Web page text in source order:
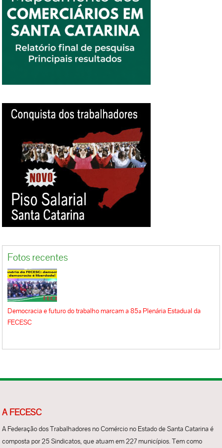
Fotos recentes
Democracia e futuro do trabalho marcam a 85ª Plenária Estadual da
FECESC
A FECESC
A Federação dos Trabalhadores no Comércio no Estado de Santa Catarina é
composta por 25 Sindicatos, que atuam em 227 municípios. Tem como